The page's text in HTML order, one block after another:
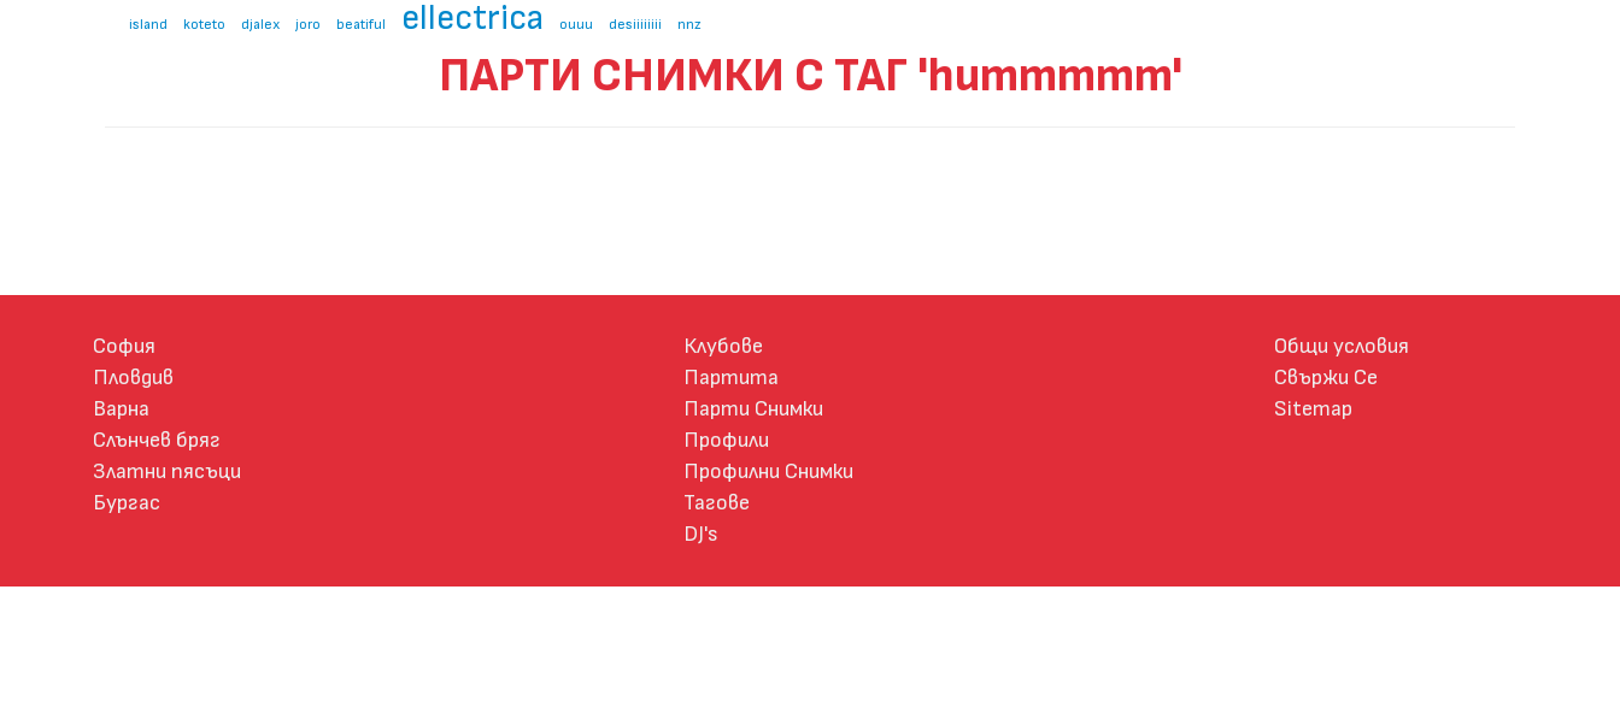
island
koteto djalex joro beatiful ellectrica ouuu desiiiiiiii nnz
ПАРТИ СНИМКИ С ТАГ 'hummmmm'
София
Пловдив
Варна
Слънчев бряг
Златни пясъци
Бургас
Клубове
Партита
Парти Снимки
Профили
Профилни Снимки
Тагове
DJ's
Общи условия
Свържи Се
Sitemap